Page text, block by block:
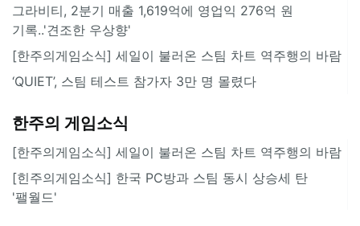
그라비티, 2분기 매출 1,619억에 영업익 276억 원
기록..'견조한 우상향'
[한주의게임소식] 세일이 불러온 스팀 차트 역주행의 바람
‘QUIET’, 스팀 테스트 참가자 3만 명 몰렸다
한주의 게임소식
[한주의게임소식] 세일이 불러온 스팀 차트 역주행의 바람
[힌주의게임소식] 한국 PC방과 스팀 동시 상승세 탄
'팰월드'